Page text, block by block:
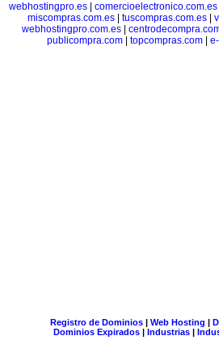
webhostingpro.es| comercioelectronico.com.es
miscompras.com.es
tuscompras.com.es
webhostingpro.com.es|
publicompra.com
topcompras.com
Registro de Dominios| Web Hosting |
Dominios Expirados | Industrias |